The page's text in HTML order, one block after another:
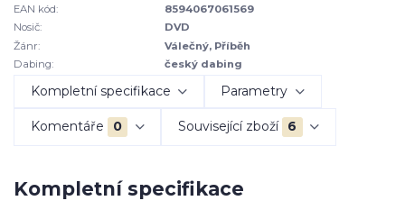
EAN kód:
8594067061569
Nosič:
DVD
Žánr:
Válečný, Příběh
Dabing:
český dabing
Kompletní specifikace Parametry
Komentáře 0 Související zboží 6
Kompletní specifikace